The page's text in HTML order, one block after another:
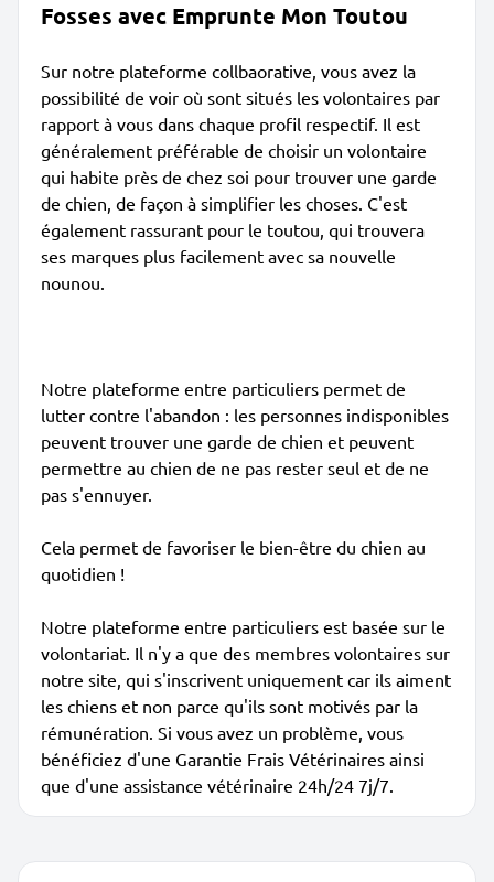
Fosses avec Emprunte Mon Toutou
Sur notre plateforme collbaorative, vous avez la
possibilité de voir où sont situés les volontaires par
rapport à vous dans chaque profil respectif. Il est
généralement préférable de choisir un volontaire
qui habite près de chez soi pour trouver une garde
de chien, de façon à simplifier les choses. C'est
également rassurant pour le toutou, qui trouvera
ses marques plus facilement avec sa nouvelle
nounou.
Notre plateforme entre particuliers permet de
lutter contre l'abandon : les personnes indisponibles
peuvent trouver une garde de chien et peuvent
permettre au chien de ne pas rester seul et de ne
pas s'ennuyer.
Cela permet de favoriser le bien-être du chien au
quotidien !
Notre plateforme entre particuliers est basée sur le
volontariat. Il n'y a que des membres volontaires sur
notre site, qui s'inscrivent uniquement car ils aiment
les chiens et non parce qu'ils sont motivés par la
rémunération. Si vous avez un problème, vous
bénéficiez d'une Garantie Frais Vétérinaires ainsi
que d'une assistance vétérinaire 24h/24 7j/7.